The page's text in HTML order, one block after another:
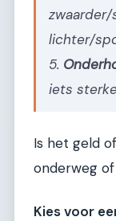
lichter/
5.
iets
Is het geld
onderweg
Kies voor